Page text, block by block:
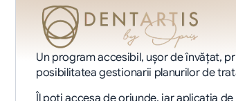
Un program accesibil, ușor de învățat,
posibilitatea gestionarii planurilor de
Îl poți accesa de oriunde, iar aplicația